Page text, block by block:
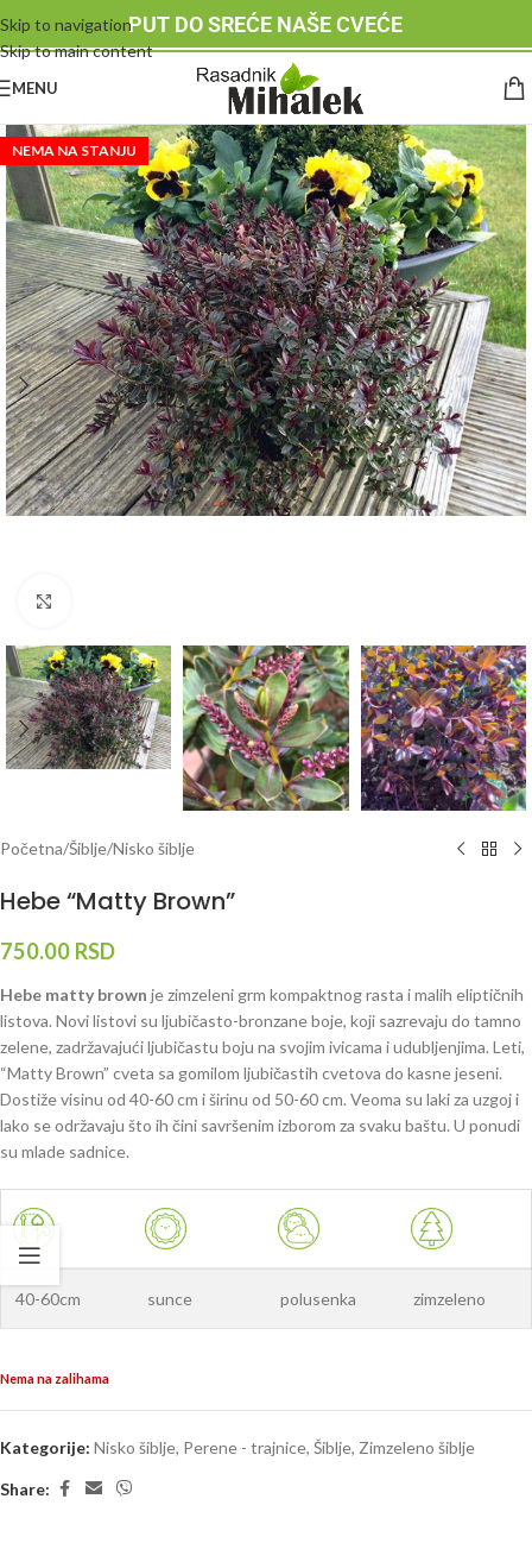
Skip to navigation
Skip to main content
PUT DO SREĆE NAŠE CVEĆE
MENU
NEMA NA STANJU
Početna/Šiblje/Nisko šiblje
Hebe “Matty Brown”
750.00 RSD
Hebe matty brown je zimzeleni grm kompaktnog rasta i malih eliptičnih
listova. Novi listovi su ljubičasto-bronzane boje, koji sazrevaju do tamno
zelene, zadržavajući ljubičastu boju na svojim ivicama i udubljenjima. Leti,
“Matty Brown” cveta sa gomilom ljubičastih cvetova do kasne jeseni.
Dostiže visinu od 40-60 cm i širinu od 50-60 cm. Veoma su laki za uzgoj i
lako se održavaju što ih čini savršenim izborom za svaku baštu. U ponudi
su mlade sadnice.
40-60cm sunce polusenka zimzeleno
Nema na zalihama
Kategorije: Nisko šiblje, Perene - trajnice, Šiblje, Zimzeleno šiblje
Share: